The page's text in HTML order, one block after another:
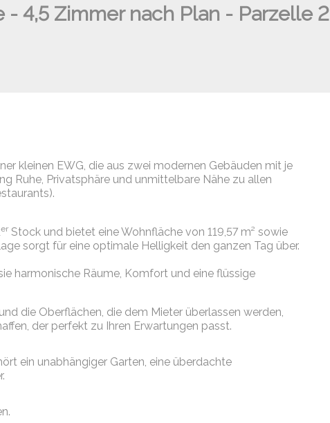
4,5 Zimmer nach Plan - Parzelle 2
kleinen EWG, die aus zwei modernen Gebäuden mit je
Ruhe, Privatsphäre und unmittelbare Nähe zu allen
er Stock und bietet eine Wohnfläche von 119,57 m² sowie
sorgt für eine optimale Helligkeit den ganzen Tag über.
harmonische Räume, Komfort und eine flüssige
die Oberflächen, die dem Mieter überlassen werden,
der perfekt zu Ihren Erwartungen passt.
ein unabhängiger Garten, eine überdachte